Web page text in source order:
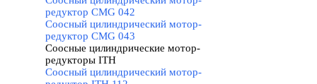
редуктор CMG 042
Соосный цилиндрический мотор-
редуктор CMG 043
Соосные цилиндрические мотор-
редукторы ITH
Соосный цилиндрический мотор-